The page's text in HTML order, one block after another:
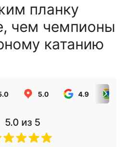
планку
чем чемпионы
катанию
5.0 4.9
5.0 из 5